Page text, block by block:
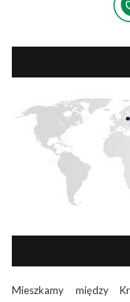
Mieszkamy między